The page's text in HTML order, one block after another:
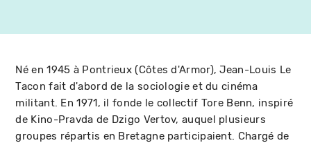
Né en 1945 à Pontrieux (Côtes d'Armor), Jean-Louis Le
Tacon fait d'abord de la sociologie et du cinéma
militant. En 1971, il fonde le collectif Tore Benn, inspiré
de Kino-Pravda de Dzigo Vertov, auquel plusieurs
groupes répartis en Bretagne participaient. Chargé de